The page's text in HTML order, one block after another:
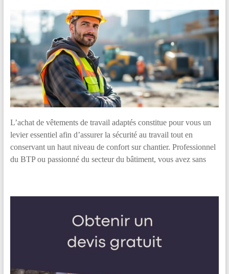
L’achat de vêtements de travail adaptés constitue pour vous un
levier essentiel afin d’assurer la sécurité au travail tout en
conservant un haut niveau de confort sur chantier. Professionnel
du BTP ou passionné du secteur du bâtiment, vous avez sans